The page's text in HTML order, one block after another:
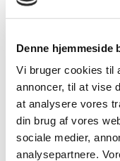
Denne hjemmeside
Vi bruger cookies til
annoncer, til at vise
at analysere vores
din brug af vores
sociale medier,
analysepartnere.
Tværgående
Chr M
8700 Horsens
Telefon:76 29
Send sikker